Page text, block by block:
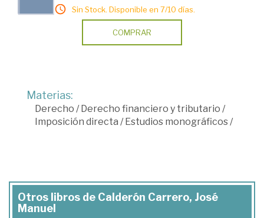
Sin Stock. Disponible en 7/10 días.
COMPRAR
Materias:
Derecho /Derecho financiero y tributario /
Imposición directa /Estudios monográficos/
Otros libros de Calderón Carrero, José
Manuel